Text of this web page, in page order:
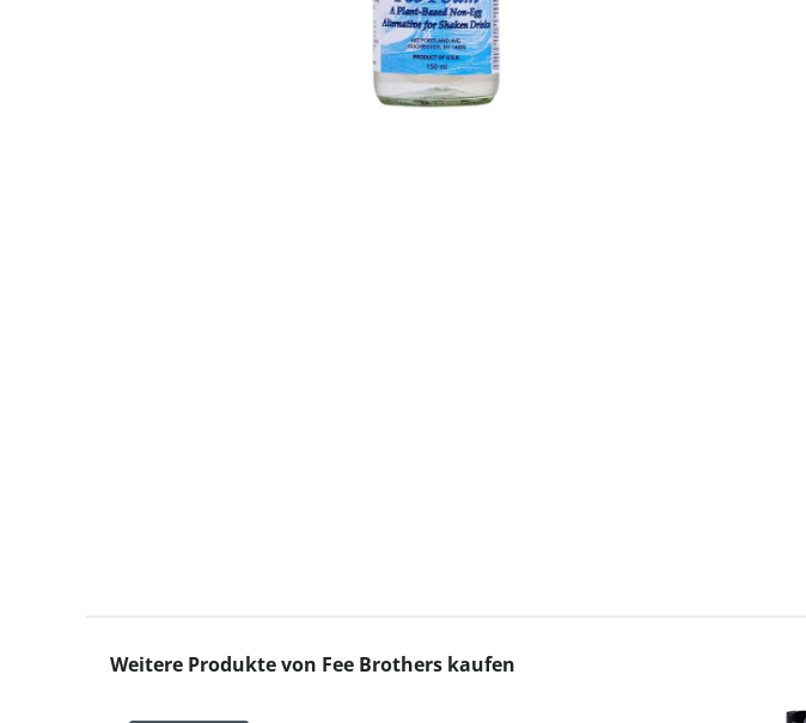
Produktgalerie überspringen
Weitere Produkte von Fee Brothers kaufen